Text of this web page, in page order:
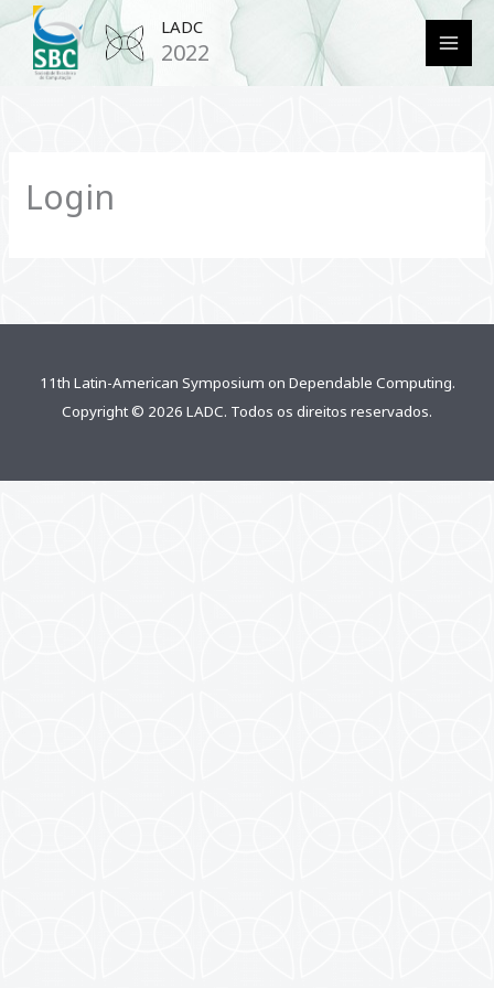
para
LADC
2022
Login
11th Latin-American Symposium on Dependable Computing.
Copyright © 2026 LADC. Todos os direitos reservados.